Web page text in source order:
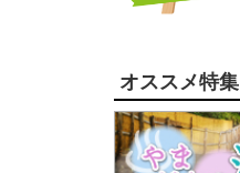
オススメ特集